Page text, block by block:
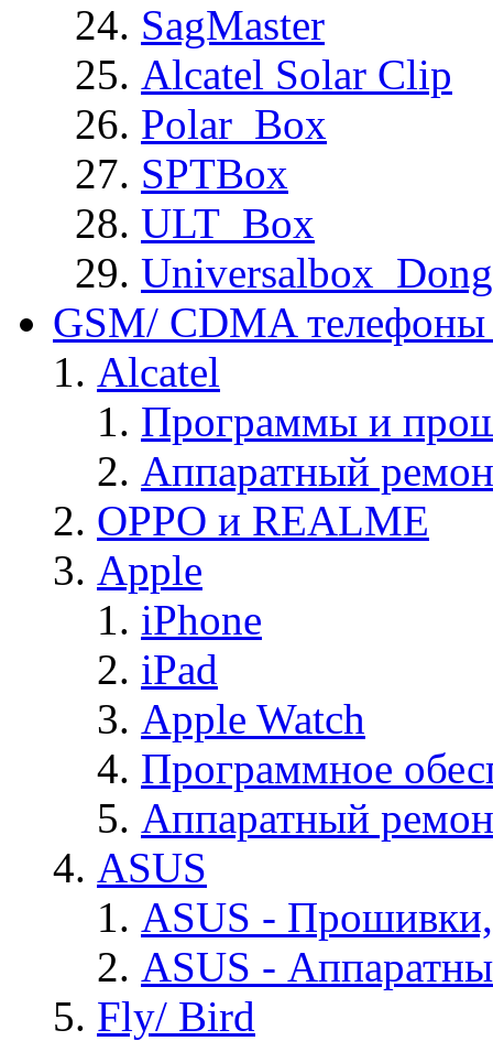
SagMaster
Alcatel Solar Clip
Polar_Box
SPTBox
ULT_Box
GSM/ CDMA
Alcatel
Программы и
Аппаратный
OPPO и REALME
Apple
iPhone
iPad
Apple Watch
Программное
Аппаратный
ASUS
ASUS -
ASUS -
Fly/ Bird